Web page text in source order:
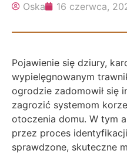
Oska 16 czerwca,
Pojawienie się dziury,
wypielęgnowanym
ogrodzie zadomowił się
zagrozić systemom
otoczenia domu. W tym
przez proces
sprawdzone, skuteczne